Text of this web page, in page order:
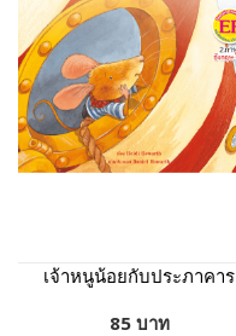
เจ้าหนูน้อยกับประภาคาร
85 บาท